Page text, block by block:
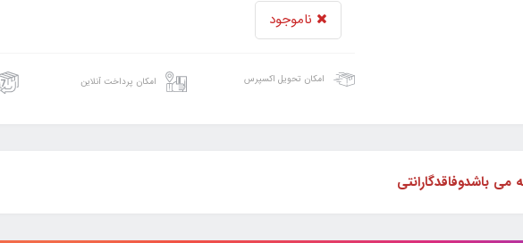
ناموجود
امکان تحویل اکسپرس امکان پرداخت آنلاین